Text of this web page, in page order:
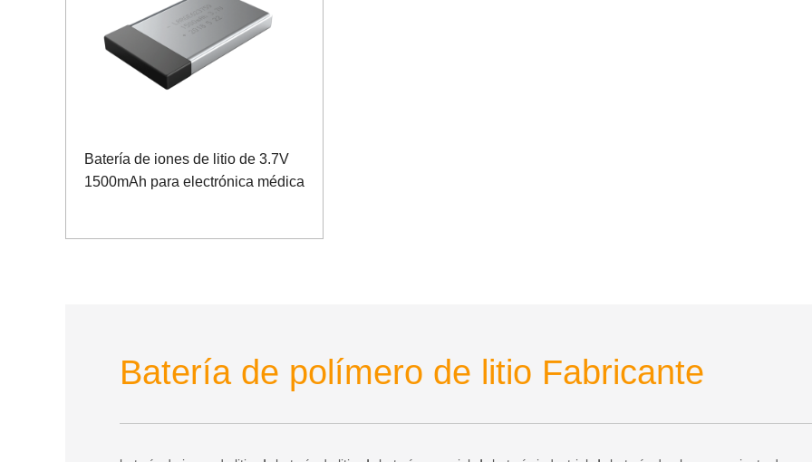
Batería de iones de litio de 3.7V
1500mAh para electrónica médica
Batería de polímero de litio Fabricante